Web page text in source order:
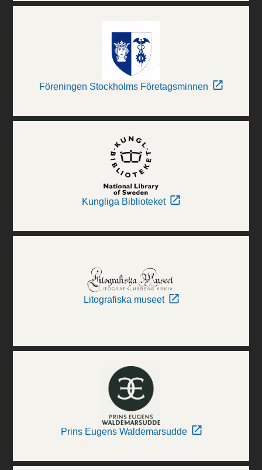
Föreningen Stockholms Företagsminnen
Kungliga Biblioteket
Litografiska museet
Prins Eugens Waldemarsudde